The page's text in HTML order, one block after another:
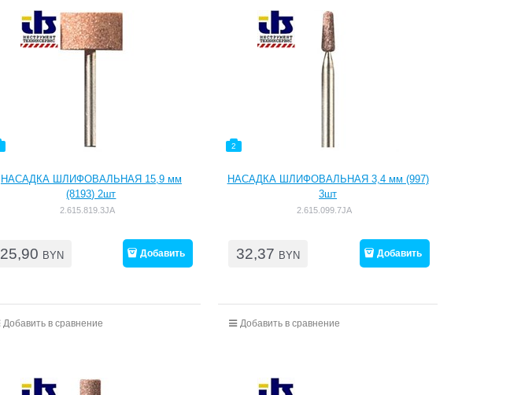
НАСАДКА ШЛИФОВАЛЬНАЯ 15,9 мм
(8193) 2шт
2.615.819.3JA
25,90 BYN Добавить
Добавить в сравнение
2
НАСАДКА ШЛИФОВАЛЬНАЯ 3,4 мм (997)
3шт
2.615.099.7JA
32,37 BYN Добавить
Добавить в сравнение